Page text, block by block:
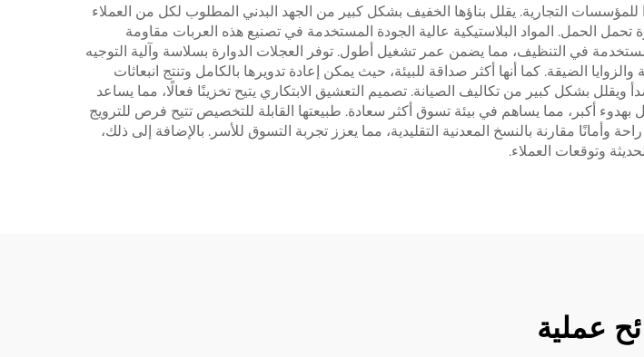
للمؤسسات التجارية. يقلل بناؤها الخفيف بشكل كبير من الجهد البدني المطلوب لكل من العملاء
الحمل. المواد البلاستيكية عالية الجودة المستخدمة في تصنيع هذه العربات مقاومة
في التنظيف، مما يضمن عمر تشغيل أطول. توفر العجلات الدوارة بسلاسة وآلية التوجيه
الضيقة. كما أنها أكثر صداقة للبيئة، حيث يمكن إعادة تدويرها بالكامل وتنتج انبعاثات
ويقلل بشكل كبير من تكاليف الصيانة. تصميم التعشيق الابتكاري يتيح تخزينًا فعالًا، مما يساعد
بهدوء أكبر، مما يساهم في بيئة تسوق أكثر سعادة. طبيعتها القابلة للتخصيص تتيح فرص للترويج
وأمانًا مقارنة بالنسخ المعدنية التقليدية، مما يعزز تجربة التسوق للأسر. بالإضافة إلى ذلك،
وتوقعات العملاء.
عملية